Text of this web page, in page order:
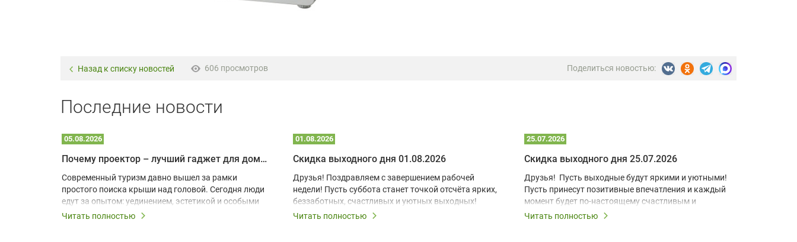
Назад к списку новостей 606 просмотров Поделиться новостью:
Последние новости
05.08.2026
Почему проектор – лучший гаджет для домика в глэмпинге
Современный туризм давно вышел за рамки
простого поиска крыши над головой. Сегодня люди
едут за опытом: уединением, эстетикой и особыми
ощущениями. Владельцы A-frame домов,
Читать полностью
01.08.2026
Скидка выходного дня 01.08.2026
Друзья! Поздравляем с завершением рабочей
недели! Пусть суббота станет точкой отсчёта ярких,
беззаботных, счастливых и уютных выходных!
Читать полностью
25.07.2026
Скидка выходного дня 25.07.2026
Друзья! Пусть выходные будут яркими и уютными!
Пусть принесут позитивные впечатления и каждый
момент будет по-настоящему счастливым и
запоминающимся!
Читать полностью